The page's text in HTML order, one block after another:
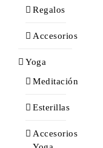
Regalos
Accesorios
Yoga
Meditación
Esterillas
Accesorios